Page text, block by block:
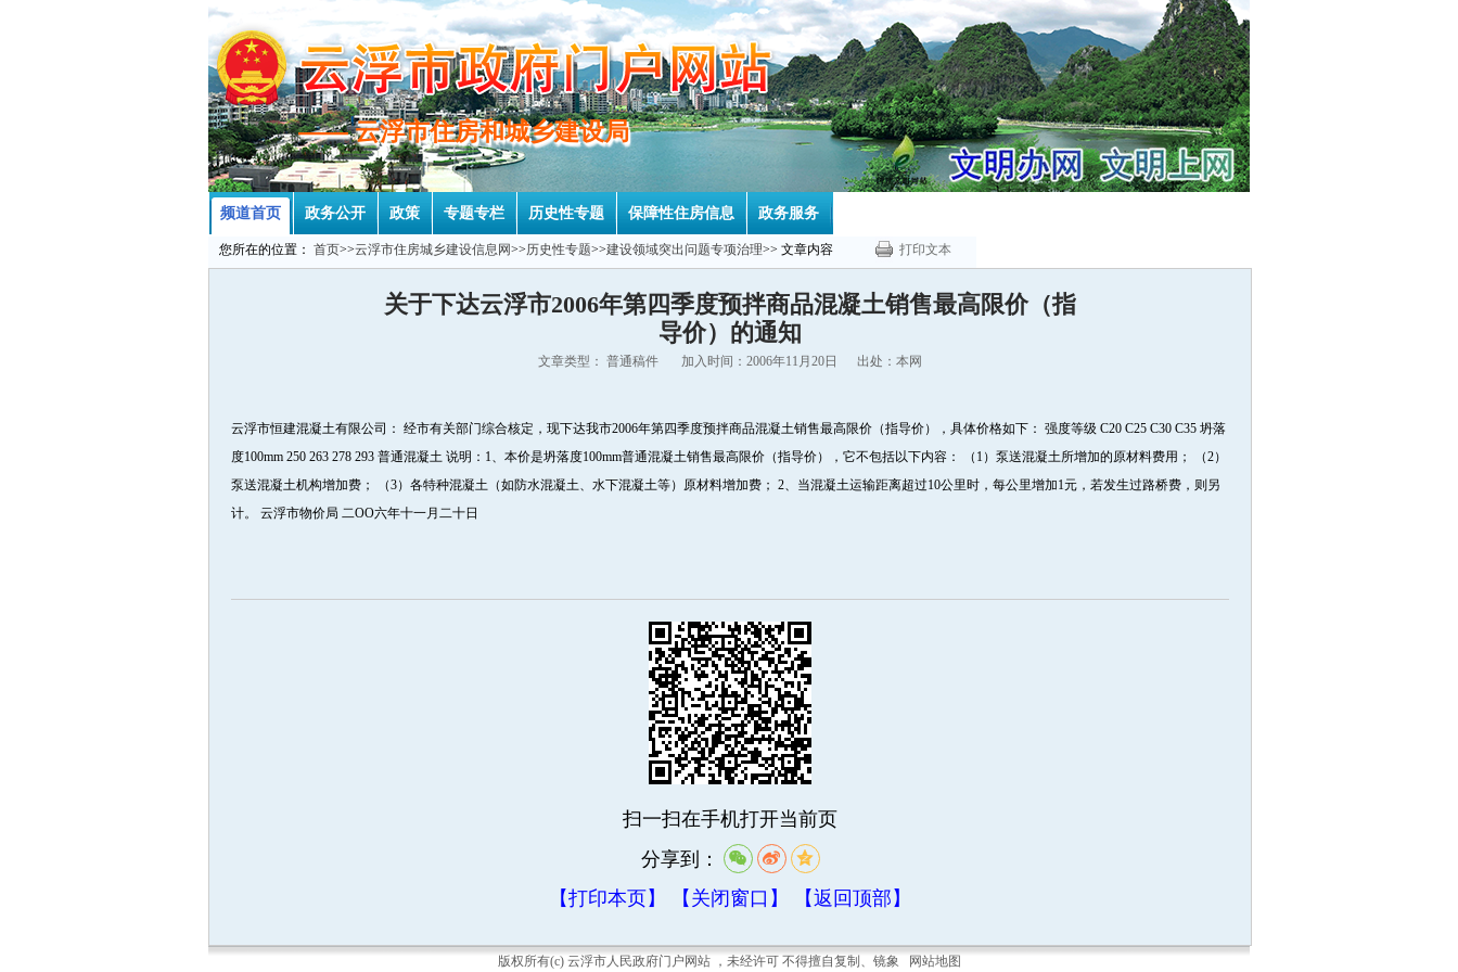
—— 云浮市住房和城乡建设局
—— 云浮市住房和城乡建设局
频道首页 政务公开 政策 专题专栏 历史性专题 保障性住房信息 政务服务
打印文本
您所在的位置： 首页>>云浮市住房城乡建设信息网>>历史性专题>>建设领域突出问题专项治理>> 文章内容
关于下达云浮市2006年第四季度预拌商品混凝土销售最高限价（指
导价）的通知
文章类型： 普通稿件 加入时间：2006年11月20日 出处：本网
云浮市恒建混凝土有限公司： 经市有关部门综合核定，现下达我市2006年第四季度预拌商品混凝土销售最高限价（指导价），具体价格如下： 强度等级 C20 C25 C30 C35 坍落
度100mm 250 263 278 293 普通混凝土 说明：1、本价是坍落度100mm普通混凝土销售最高限价（指导价），它不包括以下内容： （1）泵送混凝土所增加的原材料费用； （2）
泵送混凝土机构增加费； （3）各特种混凝土（如防水混凝土、水下混凝土等）原材料增加费； 2、当混凝土运输距离超过10公里时，每公里增加1元，若发生过路桥费，则另
计。 云浮市物价局 二OO六年十一月二十日
扫一扫在手机打开当前页
分享到：
【打印本页】
【关闭窗口】 【返回顶部】
版权所有(c) 云浮市人民政府门户网站 ，未经许可 不得擅自复制、镜象 网站地图